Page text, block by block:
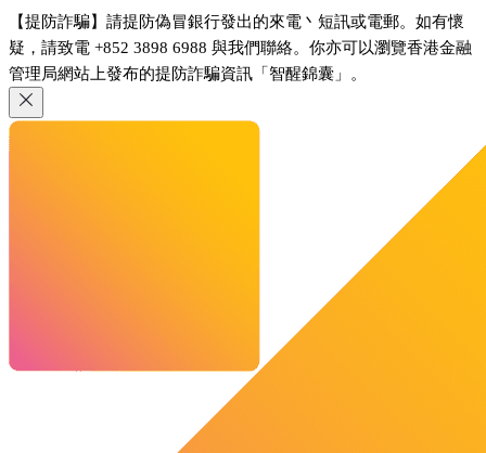
【提防詐騙】請提防偽冒銀行發出的來電丶短訊或電郵。如有懷
疑，請致電 +852 3898 6988 與我們聯絡。你亦可以瀏覽香港金融
管理局網站上發布的提防詐騙資訊「智醒錦囊」。